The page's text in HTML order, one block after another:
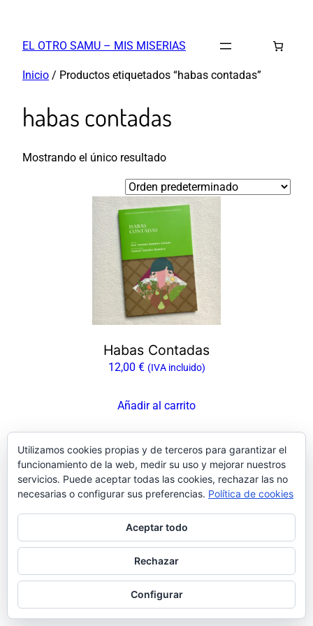
contenido
EL OTRO SAMU – MIS MISERIAS
Inicio / Productos etiquetados “habas contadas”
habas contadas
Mostrando el único resultado
Habas Contadas
12,00 € (IVA incluido)
Añadir al carrito
Facebook
Instagram
LinkedIn
X Bluesky
Pinterest
Utilizamos cookies propias y de terceros para garantizar el
funcionamiento de la web, medir su uso y mejorar nuestros
servicios. Puede aceptar todas las cookies, rechazar las no
necesarias o configurar sus preferencias. Política de cookies
Aceptar todo
Rechazar
Configurar